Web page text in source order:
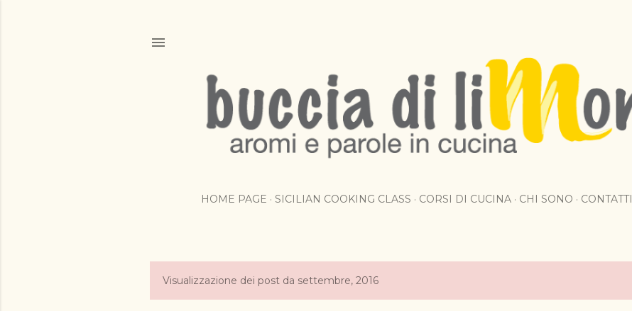
HOME PAGE SICILIAN COOKING CLASS CORSI DI CUCINA CHI SONO CONTATTI
PVisualizzazione dei post da settembre, 2016